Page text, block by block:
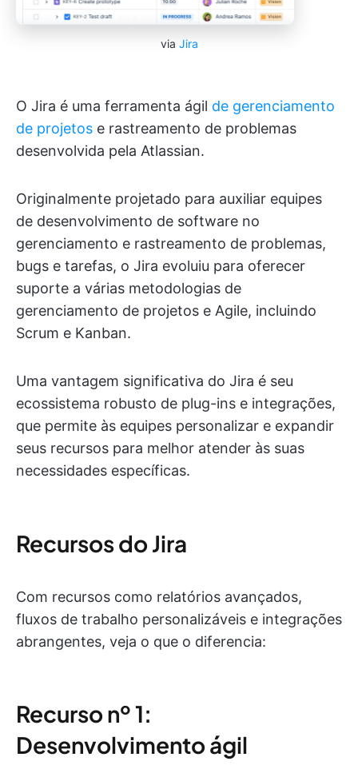
via Jira
O Jira é uma ferramenta ágil de gerenciamento
de projetos e rastreamento de problemas
desenvolvida pela Atlassian.
Originalmente projetado para auxiliar equipes
de desenvolvimento de software no
gerenciamento e rastreamento de problemas,
bugs e tarefas, o Jira evoluiu para oferecer
suporte a várias metodologias de
gerenciamento de projetos e Agile, incluindo
Scrum e Kanban.
Uma vantagem significativa do Jira é seu
ecossistema robusto de plug-ins e integrações,
que permite às equipes personalizar e expandir
seus recursos para melhor atender às suas
necessidades específicas.
Recursos do Jira
Com recursos como relatórios avançados,
fluxos de trabalho personalizáveis e integrações
abrangentes, veja o que o diferencia:
Recurso nº 1:
Desenvolvimento ágil